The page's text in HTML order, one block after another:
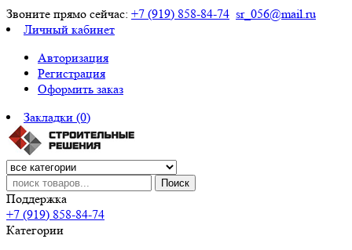
Звоните прямо сейчас: +7 (919) 858-84-74 sr_056@mail.ru
Личный кабинет
Авторизация
Регистрация
Оформить заказ
Закладки (0)
Поиск
Поддержка
+7 (919) 858-84-74
Категории